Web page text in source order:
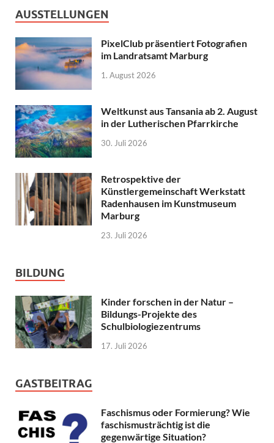
AUSSTELLUNGEN
PixelClub präsentiert Fotografien
im Landratsamt Marburg
1. August 2026
Weltkunst aus Tansania ab 2. August
in der Lutherischen Pfarrkirche
30. Juli 2026
Retrospektive der
Künstlergemeinschaft Werkstatt
Radenhausen im Kunstmuseum
Marburg
23. Juli 2026
BILDUNG
Kinder forschen in der Natur –
Bildungs-Projekte des
Schulbiologiezentrums
17. Juli 2026
GASTBEITRAG
Faschismus oder Formierung? Wie
faschismusträchtig ist die
gegenwärtige Situation?